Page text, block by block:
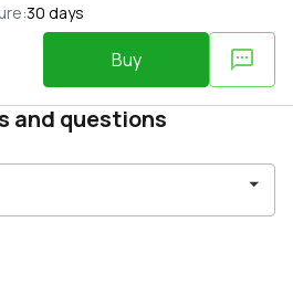
:30 days
Buy
and questions